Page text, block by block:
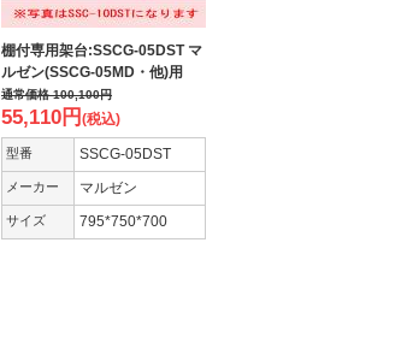
棚付専用架台:SSCG-05DST マ
ルゼン(SSCG-05MD・他)用
通常価格100,100円
55,110円 (税込)
型番 SSCG-05DST
メーカー マルゼン
サイズ 795*750*700